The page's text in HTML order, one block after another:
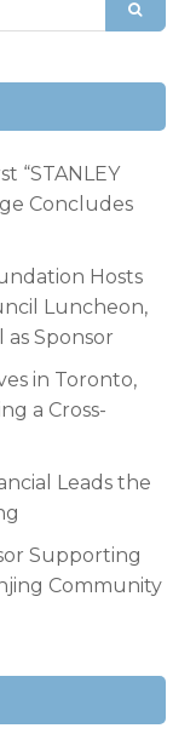
“STANLEY
Concludes
Hosts
Luncheon,
as Sponsor
in Toronto,
a Cross-
Leads the
Supporting
Community